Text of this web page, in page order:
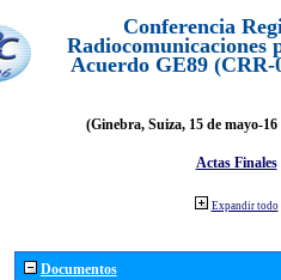
Conferencia
Radiocomunicaciones
Acuerdo GE89 (CRR-
(Ginebra, Suiza, 15 de mayo-
Actas Finales
Expandir todo
Documentos